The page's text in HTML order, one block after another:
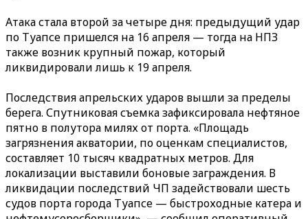
Атака стала второй за четыре дня: предыдущий удар
по Туапсе пришелся на 16 апреля — тогда на НПЗ
также возник крупный пожар, который
ликвидировали лишь к 19 апреля.
Последствия апрельских ударов вышли за пределы
берега. Спутниковая съемка зафиксировала нефтяное
пятно в полутора милях от порта. «Площадь
загрязнения акватории, по оценкам специалистов,
составляет 10 тысяч квадратных метров. Для
локализации выставили боновые заграждения. В
ликвидации последствий ЧП задействовали шесть
судов порта города Туапсе — быстроходные катера и